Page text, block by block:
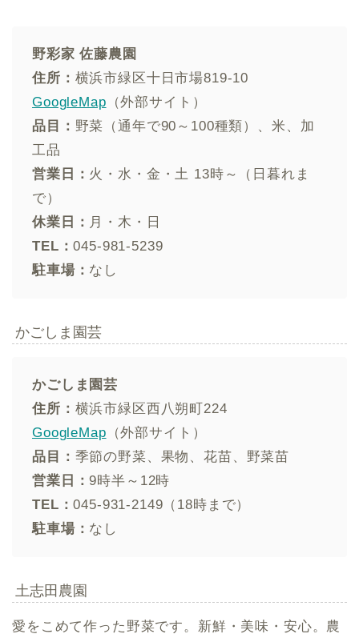
野彩家 佐藤農園
住所： 横浜市緑区十日市場819-10
GoogleMap （外部サイト）
品目： 野菜（通年で90～100種類）、米、加
工品
営業日： 火・水・金・土 13時～（日暮れま
で）
休業日： 月・木・日
TEL：045-981-5239
駐車場： なし
かごしま園芸
かごしま園芸
住所： 横浜市緑区西八朔町224
GoogleMap （外部サイト）
品目： 季節の野菜、果物、花苗、野菜苗
営業日：9時半～12時
TEL：045-931-2149（18時まで）
駐車場： なし
土志田農園
愛をこめて作った野菜です。新鮮・美味・安心。農